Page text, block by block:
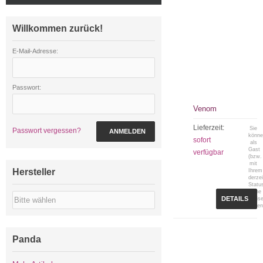
Venom
Lieferzeit:
sofort
verfügbar
Sie
als
Gast
(bzw.
mit
Ihrem
keine
DETAILS
Willkommen zurück!
E-Mail-Adresse:
Passwort:
Passwort vergessen? ANMELDEN
Hersteller
Panda